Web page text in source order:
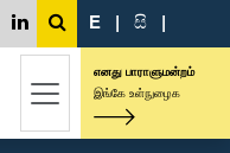
E | සි |
எனது பாராளுமன்றம்
இங்கே உள்நுழைக